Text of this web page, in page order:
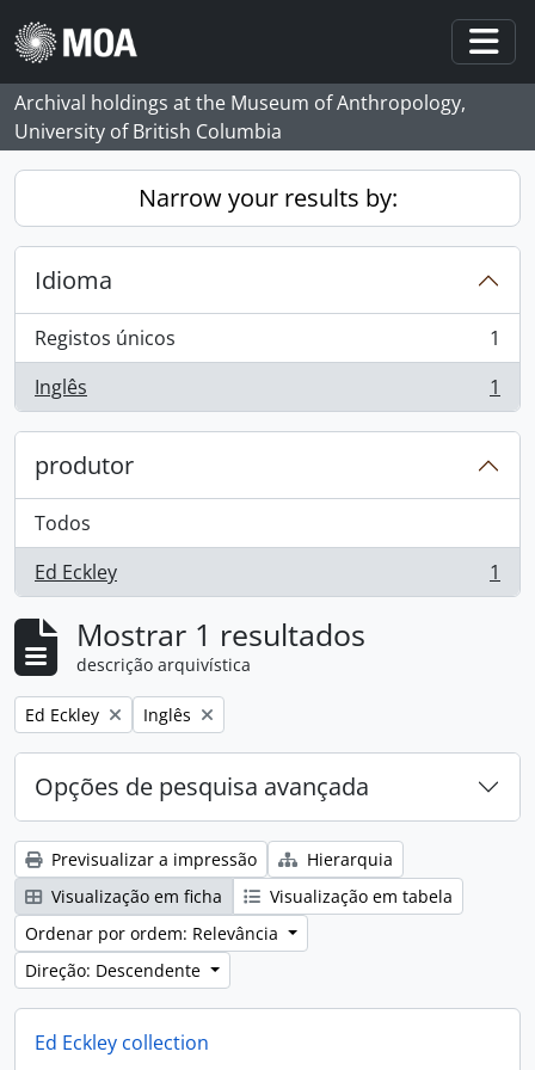
Skip to main content
Archival holdings at the Museum of Anthropology,
University of British Columbia
Narrow your results by:
Idioma
Registos únicos
, 1 resultados
1
Inglês
, 1 resultados 1
produtor
Todos
Ed Eckley
, 1 resultados 1
Mostrar 1 resultados
descrição arquivística
Remove filter:
Ed Eckley Remove filter:
Inglês
Opções de pesquisa avançada
Previsualizar a impressão
Hierarquia
Visualização em ficha
Visualização em tabela
Ordenar por ordem: Relevância
Direção: Descendente
Ed Eckley collection